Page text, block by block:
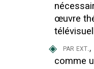
œuvre
◈ par ext. ,
comme